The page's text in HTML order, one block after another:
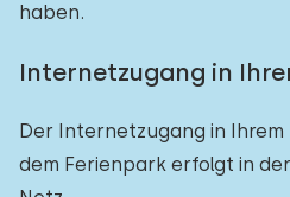
haben.
Internetzugang in
Der Internetzugang in
dem Ferienpark erfolgt in